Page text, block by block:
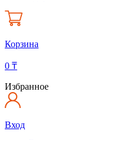
Корзина
0 ₸
Избранное
Вход